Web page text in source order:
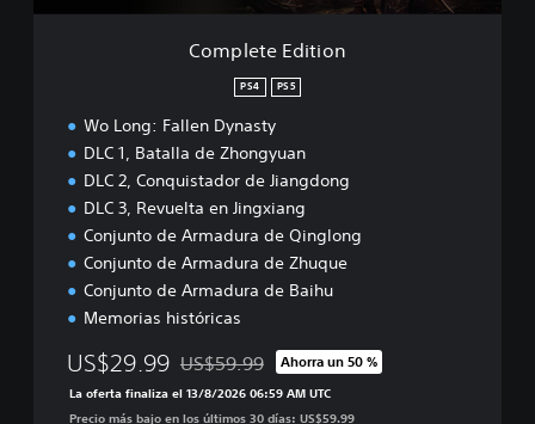
t
Complete Edition
PS4 PS5
Wo Long: Fallen Dynasty
DLC 1, Batalla de Zhongyuan
DLC 2, Conquistador de Jiangdong
DLC 3, Revuelta en Jingxiang
Conjunto de Armadura de Qinglong
Conjunto de Armadura de Zhuque
Conjunto de Armadura de Baihu
Memorias históricas
US$29.99 Rebajado del precio original de US$59.99
US$59.99 Ahorra un 50 %
La oferta finaliza el 13/8/2026 06:59 AM UTC
Precio más bajo en los últimos 30 días: US$59.99